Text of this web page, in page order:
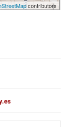
contributors